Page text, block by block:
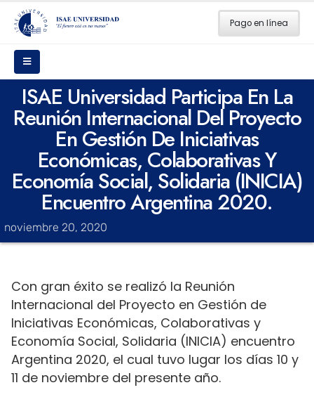
Pago en línea
ISAE Universidad Participa En La
Reunión Internacional Del Proyecto
En Gestión De Iniciativas
Económicas, Colaborativas Y
Economía Social, Solidaria (INICIA)
Encuentro Argentina 2020.
noviembre 20, 2020
Con gran éxito se realizó la Reunión
Internacional del Proyecto en Gestión de
Iniciativas Económicas, Colaborativas y
Economía Social, Solidaria (INICIA) encuentro
Argentina 2020, el cual tuvo lugar los días 10 y
11 de noviembre del presente año.